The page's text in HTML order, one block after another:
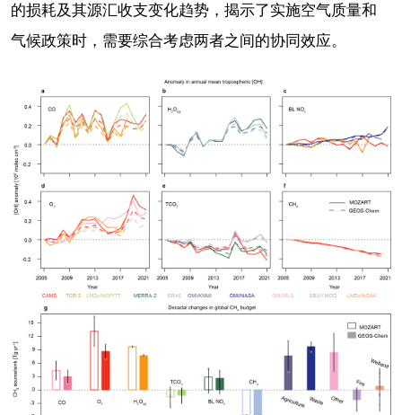
的损耗及其源汇收支变化趋势，揭示了实施空气质量和
气候政策时，需要综合考虑两者之间的协同效应。